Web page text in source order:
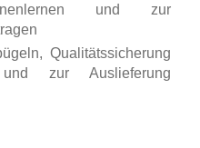
und zur
Qualitätssicherung
zur Auslieferung